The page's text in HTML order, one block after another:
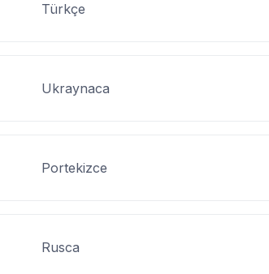
Türkçe
Ukraynaca
Portekizce
Rusca